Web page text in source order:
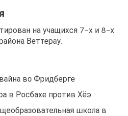
на учащихся 7-х и 8-х
Веттерау.
во Фридберге
в Росбахе против Хёэ
школа в